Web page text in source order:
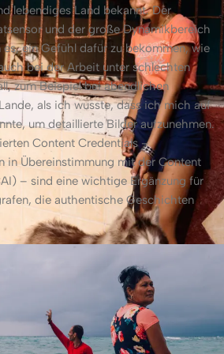
lebendiges Land bekannt. Der
und der große Dynamikbereich
ein Gefühl dafür zu bekommen, wie
bei der Arbeit unter schlechten
zum Beispiel bei abendlichen
als ich wusste, dass ich mich auf
um detaillierte Bilder aufzunehmen.
Content Credentials –
in Übereinstimmung mit der Content
– sind eine wichtige Ergänzung für
die authentische Geschichten